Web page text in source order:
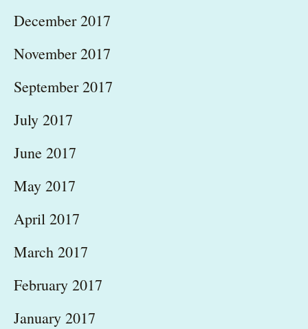
December 2017
November 2017
September 2017
July 2017
June 2017
May 2017
April 2017
March 2017
February 2017
January 2017